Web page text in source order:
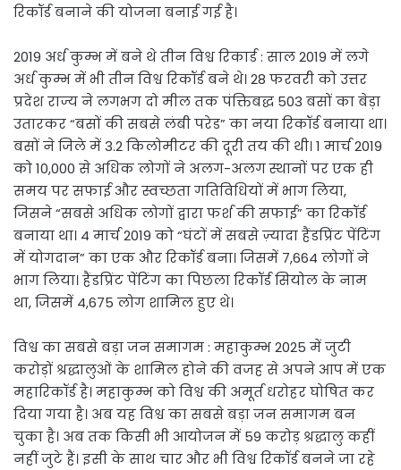
रिकॉर्ड बनाने की योजना बनाई गई है।
2019 अर्ध कुम्भ में बने थे तीन विश्व रिकार्ड : साल 2019 में लगे
अर्ध कुम्भ में भी तीन विश्व रिकॉर्ड बने थे। 28 फरवरी को उत्तर
प्रदेश राज्य ने लगभग दो मील तक पंक्तिबद्ध 503 बसों का बेड़ा
उतारकर “बसों की सबसे लंबी परेड” का नया रिकॉर्ड बनाया था।
बसों ने जिले में 3.2 किलोमीटर की दूरी तय की थी। 1 मार्च 2019
को 10,000 से अधिक लोगों ने अलग-अलग स्थानों पर एक ही
समय पर सफाई और स्वच्छता गतिविधियों में भाग लिया,
जिसने “सबसे अधिक लोगों द्वारा फर्श की सफाई” का रिकॉर्ड
बनाया था। 4 मार्च 2019 को “घंटों में सबसे ज़्यादा हैंडप्रिंट पेंटिंग
में योगदान” का एक और रिकॉर्ड बना। जिसमें 7,664 लोगों ने
भाग लिया। हैंडप्रिंट पेंटिंग का पिछला रिकॉर्ड सियोल के नाम
था, जिसमें 4,675 लोग शामिल हुए थे।
विश्व का सबसे बड़ा जन समागम : महाकुम्भ 2025 में जुटी
करोड़ों श्रद्धालुओं के शामिल होने की वजह से अपने आप में एक
महारिकॉर्ड है। महाकुम्भ को विश्व की अमूर्त धरोहर घोषित कर
द‍िया गया है। अब यह​ विश्व का सबसे बड़ा जन समागम बन
चुका है। अब तक किसी भी आयोजन में 59 करोड़ श्रद्धालु कहीं
नहीं जुटे हैं। इसी के साथ चार और भी विश्व रिकॉर्ड बनने जा रहे